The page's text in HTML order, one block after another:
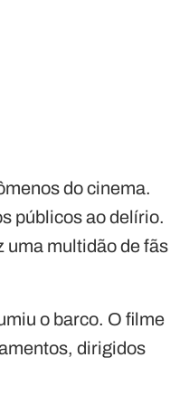
do cinema.
públicos ao delírio.
uma multidão de fãs
o barco. O filme
dirigidos